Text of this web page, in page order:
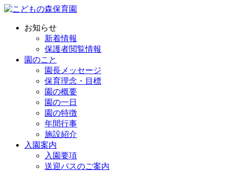
お知らせ
新着情報
保護者閲覧情報
園のこと
園長メッセージ
保育理念・目標
園の概要
園の一日
園の特徴
年間行事
施設紹介
入園案内
入園要項
送迎バスのご案内